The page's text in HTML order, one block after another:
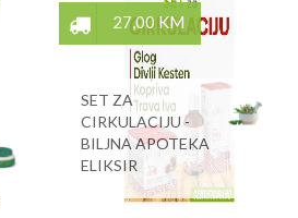
27,00 KM
SET ZA
CIRKULACIJU -
BILJNA APOTEKA
ELIKSIR